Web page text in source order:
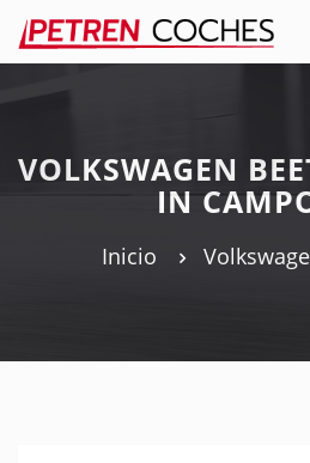
VOLKSWAGEN
IN
Inicio